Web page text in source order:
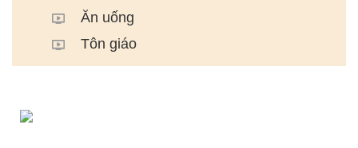
Ăn uống
Tôn giáo